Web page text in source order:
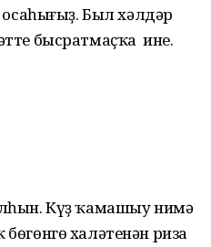
Был хәлдәр
бысратмаҫҡа ине.
Күҙ ҡамашыу нимә
халәтенән риза